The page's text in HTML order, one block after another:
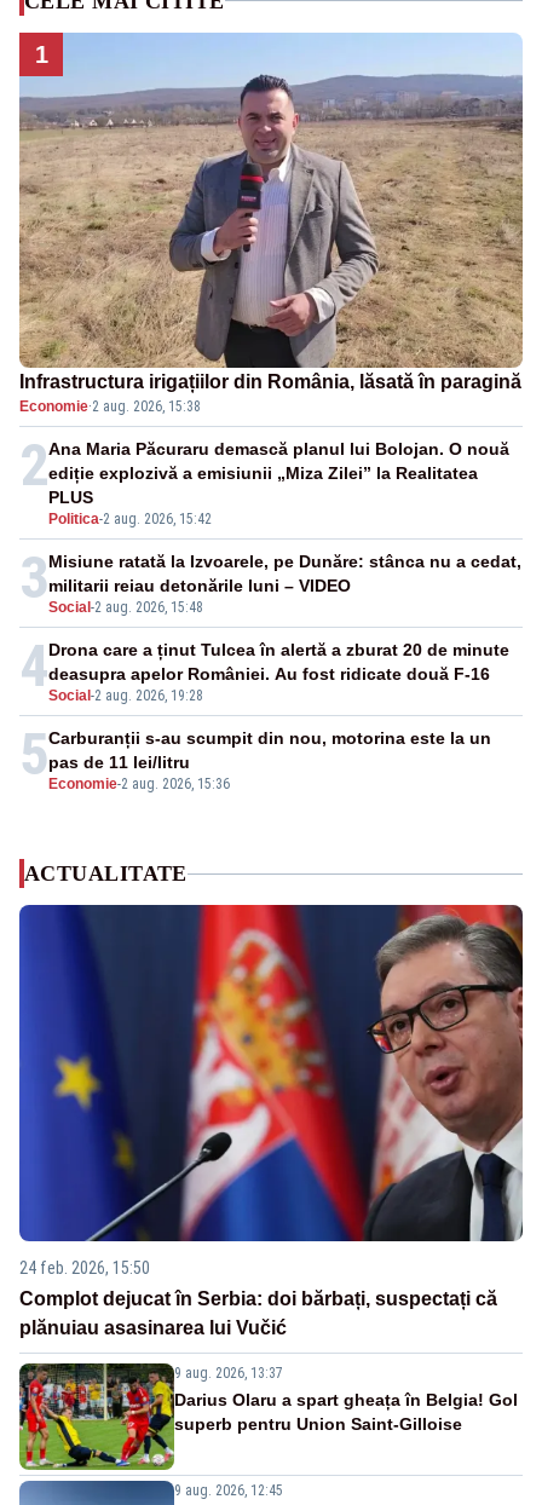
1
Infrastructura irigațiilor din România, lăsată în paragină
Economie·2 aug. 2026, 15:38
2
Politica-2 aug. 2026, 15:42
Ana Maria Păcuraru demască planul lui Bolojan. O nouă
ediție explozivă a emisiunii „Miza Zilei” la Realitatea
PLUS
3Social -2 aug. 2026, 15:48
Misiune ratată la Izvoarele, pe Dunăre: stânca nu a cedat,
militarii reiau detonările luni – VIDEO
4Social -2 aug. 2026, 19:28
Drona care a ținut Tulcea în alertă a zburat 20 de minute
deasupra apelor României. Au fost ridicate două F-16
5 Economie-2 aug. 2026, 15:36
Carburanții s-au scumpit din nou, motorina este la un
pas de 11 lei/litru
ACTUALITATE
24 feb. 2026, 15:50
Complot dejucat în Serbia: doi bărbați, suspectați că
plănuiau asasinarea lui Vučić
9 aug. 2026, 13:37
Darius Olaru a spart gheața în Belgia! Gol
superb pentru Union Saint-Gilloise
9 aug. 2026, 12:45